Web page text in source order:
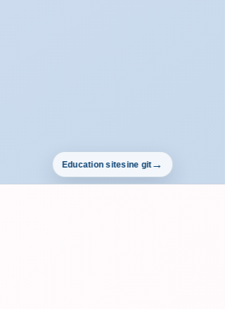
Education sitesine git